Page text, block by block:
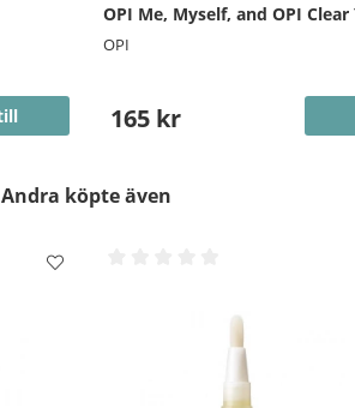
OPI Me, Myself, and OPI Clear
OPI
165 kr
Andra köpte även